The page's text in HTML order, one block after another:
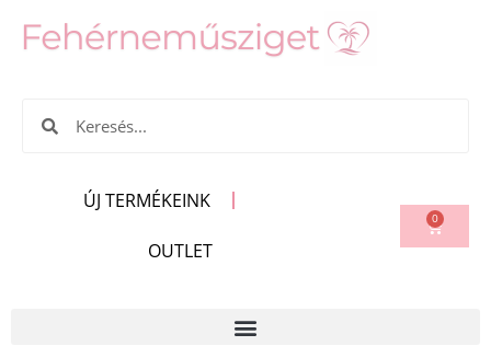
ÚJ TERMÉKEINK
OUTLET
0